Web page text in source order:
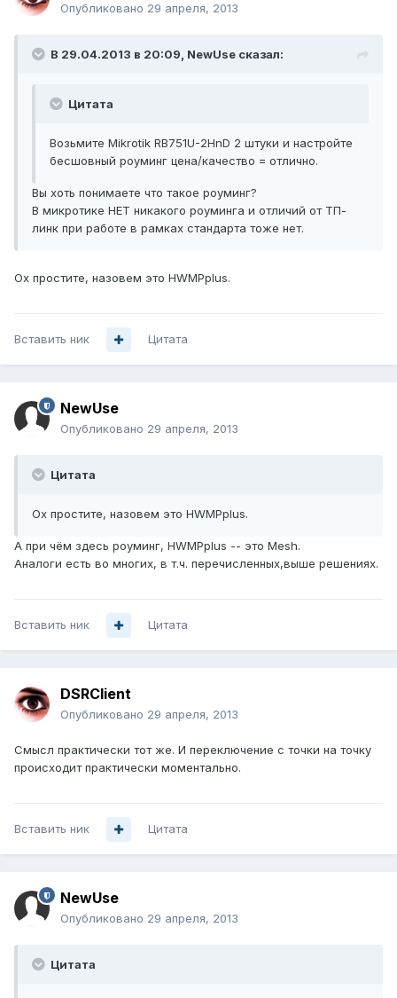
Опубликовано 29 апреля, 2013
В 29.04.2013 в 20:09, NewUse сказал:
Цитата
Возьмите Mikrotik RB751U-2HnD 2 штуки и настройте
бесшовный роуминг цена/качество = отлично.
Вы хоть понимаете что такое роуминг?
В микротике НЕТ никакого роуминга и отличий от ТП-
линк при работе в рамках стандарта тоже нет.
Ох простите, назовем это HWMPplus.
Вставить ник Цитата
NewUse
Опубликовано 29 апреля, 2013
Цитата
Ох простите, назовем это HWMPplus.
А при чём здесь роуминг, HWMPplus -- это Mesh.
Аналоги есть во многих, в т.ч. перечисленных,выше решениях.
Вставить ник Цитата
DSRClient
Опубликовано 29 апреля, 2013
Смысл практически тот же. И переключение с точки на точку
происходит практически моментально.
Вставить ник Цитата
NewUse
Опубликовано 29 апреля, 2013
Цитата